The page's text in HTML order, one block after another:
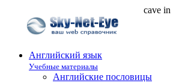
cave
Английский язык
Учебные материалы
Английские пословицы